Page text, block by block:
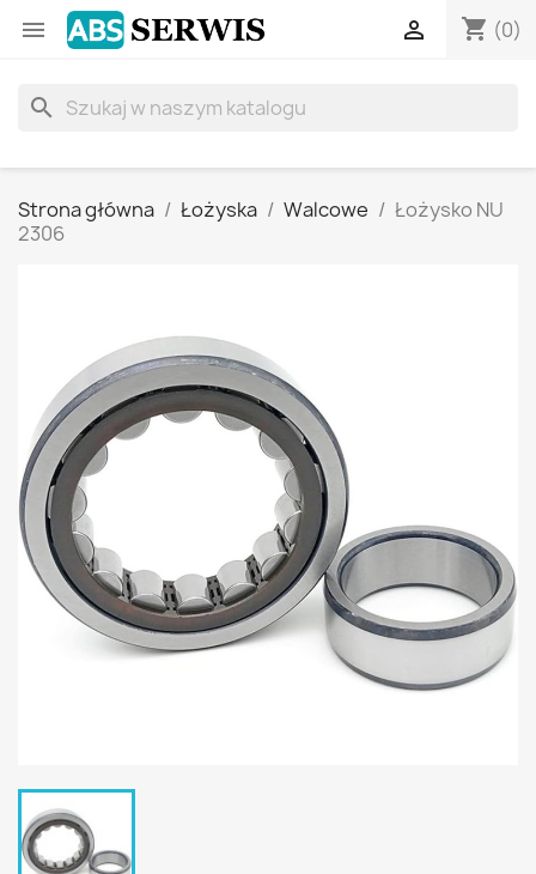
 shopping_cart (0)

search
Strona główna Łożyska Walcowe
Łożysko NU
2306